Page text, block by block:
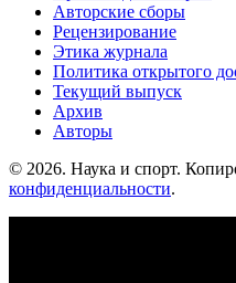
Авторские сборы
Рецензирование
Этика журнала
Политика открытого
Текущий выпуск
Архив
Авторы
© 2026. Наука и спорт.
конфиденциальности.